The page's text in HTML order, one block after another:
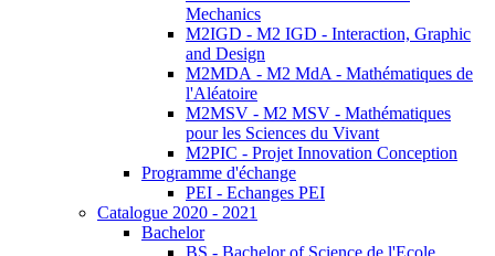
Mechanics
M2IGD - M2 IGD - Interaction, Graphic
and Design
M2MDA - M2 MdA - Mathématiques de
l'Aléatoire
M2MSV - M2 MSV - Mathématiques
pour les Sciences du Vivant
M2PIC - Projet Innovation Conception
Programme d'échange
PEI - Echanges PEI
Catalogue 2020 - 2021
Bachelor
BS - Bachelor of Science de l'Ecole